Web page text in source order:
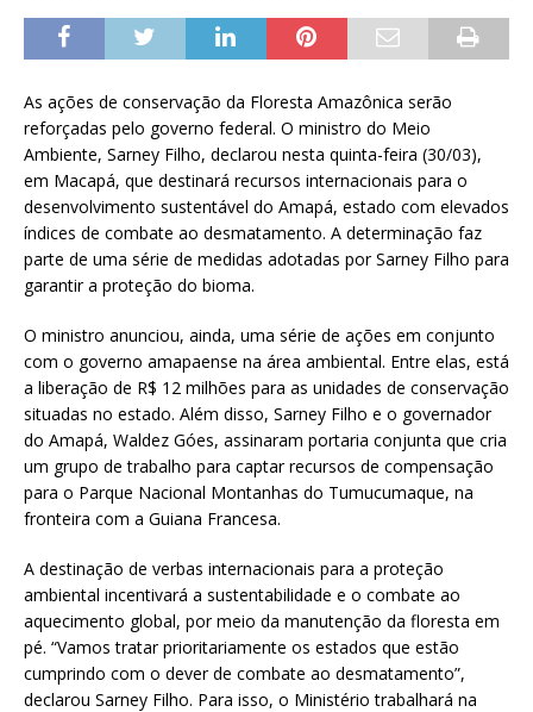
As ações de conservação da Floresta Amazônica serão
reforçadas pelo governo federal. O ministro do Meio
Ambiente, Sarney Filho, declarou nesta quinta-feira (30/03),
em Macapá, que destinará recursos internacionais para o
desenvolvimento sustentável do Amapá, estado com elevados
índices de combate ao desmatamento. A determinação faz
parte de uma série de medidas adotadas por Sarney Filho para
garantir a proteção do bioma.
O ministro anunciou, ainda, uma série de ações em conjunto
com o governo amapaense na área ambiental. Entre elas, está
a liberação de R$ 12 milhões para as unidades de conservação
situadas no estado. Além disso, Sarney Filho e o governador
do Amapá, Waldez Góes, assinaram portaria conjunta que cria
um grupo de trabalho para captar recursos de compensação
para o Parque Nacional Montanhas do Tumucumaque, na
fronteira com a Guiana Francesa.
A destinação de verbas internacionais para a proteção
ambiental incentivará a sustentabilidade e o combate ao
aquecimento global, por meio da manutenção da floresta em
pé. “Vamos tratar prioritariamente os estados que estão
cumprindo com o dever de combate ao desmatamento”,
declarou Sarney Filho. Para isso, o Ministério trabalhará na